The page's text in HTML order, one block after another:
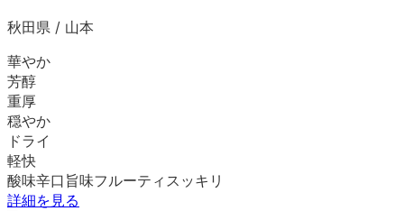
秋田県 / 山本
華やか
芳醇
重厚
穏やか
ドライ
軽快
酸味辛口 旨味フルーティ スッキリ
詳細を見る